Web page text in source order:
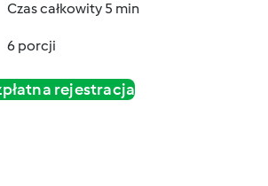
Czas całkowity 5 min
6 porcji
rejestracja